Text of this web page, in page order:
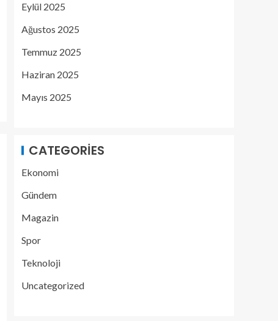
Eylül 2025
Ağustos 2025
Temmuz 2025
Haziran 2025
Mayıs 2025
CATEGORIES
Ekonomi
Gündem
Magazin
Spor
Teknoloji
Uncategorized